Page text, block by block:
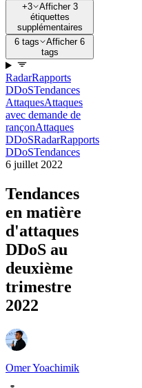
+3
Afficher 3
étiquettes
supplémentaires
6 tags
Afficher 6
tags
RadarRapports
DDoSTendances
AttaquesAttaques
avec demande de
rançonAttaques
DDoSRadarRapports
DDoSTendances
6 juillet 2022
Tendances
en matière
d'attaques
DDoS au
deuxième
trimestre
2022
Omer Yoachimik